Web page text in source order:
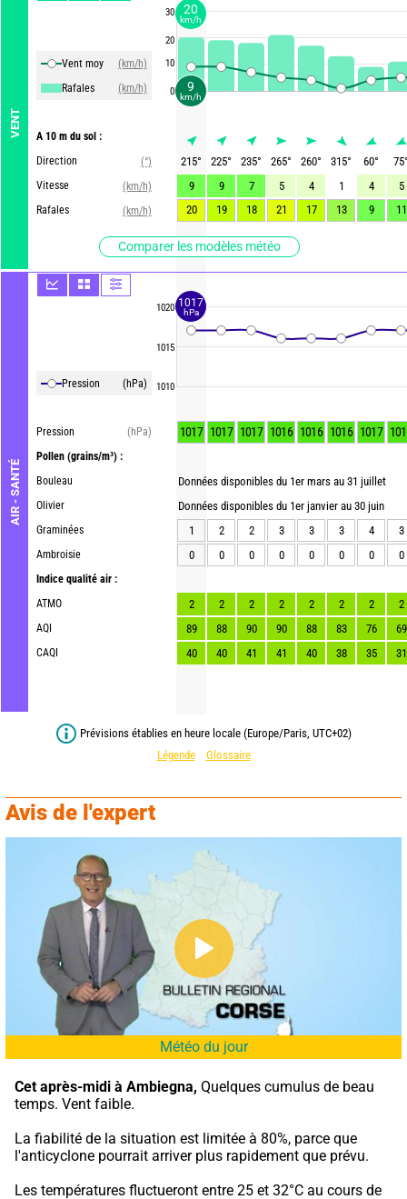
VENT
Vent moy
(km/h)
Rafales
(km/h)
A 10 m du sol :
Direction
(°)
Vitesse
(km/h)
Rafales
(km/h)
Comparer les modèles météo
AIR - SANTÉ
Pression (hPa)
Pression
(hPa)
Pollen (grains/m³) :
Bouleau
Olivier
Graminées
Ambroisie
Indice qualité air :
ATMO
AQI
CAQI
30
20
10
0
1020
1015
1010
215° 225° 235° 265° 260° 315° 60° 75
9
9 7 5 4 1 4
5
20
19 18 21 17 13 9 11
1017 1017 1017 1016 1016 1016 1017
Données disponibles du 1er mars au 31 juillet
Données disponibles du 1er janvier au 30 juin
1
2 2 3 3 3 4
3
0
0 0 0 0 0 0 0
2 2 2 2 2 2 2
2
89
88 90 90 88 83 76
69
40
40 41 41 40 38 35 31
Prévisions établies en heure locale (Europe/Paris, UTC+02)
Légende
Glossaire
Avis de l'expert
Météo du jour
Cet après-midi à Ambiegna, Quelques cumulus de beau
temps. Vent faible.
La fiabilité de la situation est limitée à 80%, parce que
l'anticyclone pourrait arriver plus rapidement que prévu.
Les températures fluctueront entre 25 et 32°C au cours de
9
km/h
20
km/h
1017
hPa